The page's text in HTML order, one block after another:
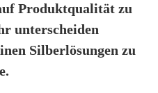
Produktqualität zu
unterscheiden
Silberlösungen zu